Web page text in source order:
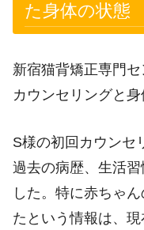
た身体の状態
新宿猫背矯正専門
カウンセリングと身
S様の初回カウンセ
過去の病歴、生活
した。特に赤ちゃ
たという情報は、